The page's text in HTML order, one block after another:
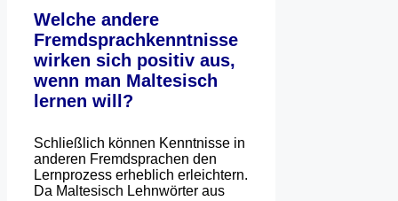
Welche andere
Fremdsprachkenntnisse
wirken sich positiv aus,
wenn man Maltesisch
lernen will?
Schließlich können Kenntnisse in
anderen Fremdsprachen den
Lernprozess erheblich erleichtern.
Da Maltesisch Lehnwörter aus